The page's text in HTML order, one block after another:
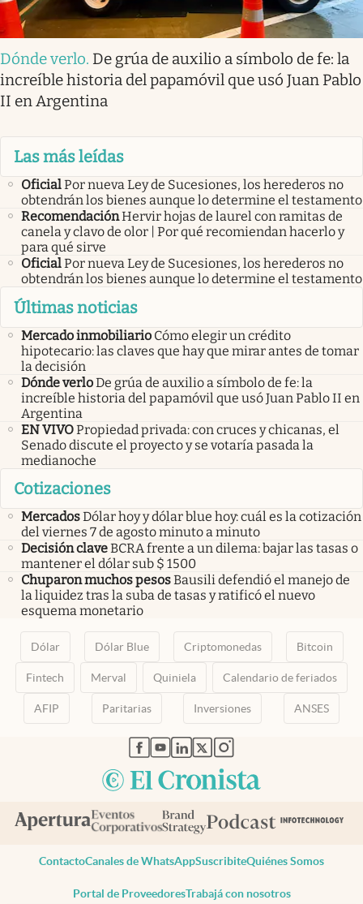
Dónde verlo. De grúa de auxilio a símbolo de fe: la
increíble historia del papamóvil que usó Juan Pablo
II en Argentina
Las más leídas
OficialPor nueva Ley de Sucesiones, los herederos no
obtendrán los bienes aunque lo determine el testamento
RecomendaciónHervir hojas de laurel con ramitas de
canela y clavo de olor | Por qué recomiendan hacerlo y
para qué sirve
OficialPor nueva Ley de Sucesiones, los herederos no
obtendrán los bienes aunque lo determine el testamento
Últimas noticias
Mercado inmobiliario Cómo elegir un crédito
hipotecario: las claves que hay que mirar antes de tomar
la decisión
Dónde verloDe grúa de auxilio a símbolo de fe: la
increíble historia del papamóvil que usó Juan Pablo II en
Argentina
EN VIVOPropiedad privada: con cruces y chicanas, el
Senado discute el proyecto y se votaría pasada la
medianoche
Cotizaciones
MercadosDólar hoy y dólar blue hoy: cuál es la cotización
del viernes 7 de agosto minuto a minuto
Decisión claveBCRA frente a un dilema: bajar las tasas o
mantener el dólar sub $ 1500
Chuparon muchos pesosBausili defendió el manejo de
la liquidez tras la suba de tasas y ratificó el nuevo
esquema monetario
Dólar Dólar Blue Criptomonedas Bitcoin
Fintech Merval Quiniela Calendario de feriados
AFIP Paritarias Inversiones ANSES
abre en nueva pestaña
abre en nueva pestaña
abre en nueva pestaña
abre en nueva pestaña
abre en nueva pestaña
ContactoCanales de WhatsAppSuscribiteQuiénes Somos
Portal de ProveedoresTrabajá con nosotros